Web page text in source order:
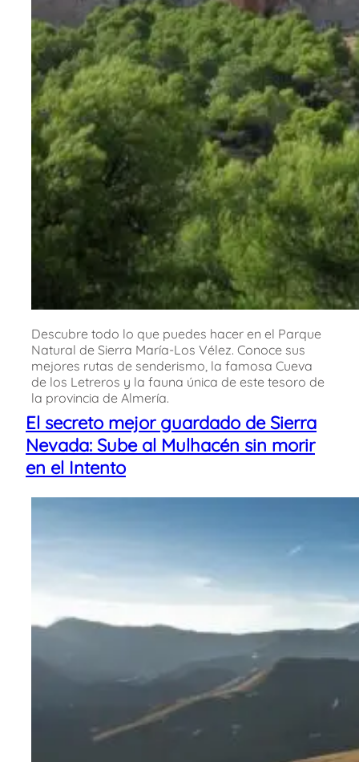
Descubre todo lo que puedes hacer en el Parque
Natural de Sierra María-Los Vélez. Conoce sus
mejores rutas de senderismo, la famosa Cueva
de los Letreros y la fauna única de este tesoro de
la provincia de Almería.
El secreto mejor guardado de Sierra
Nevada: Sube al Mulhacén sin morir
en el Intento